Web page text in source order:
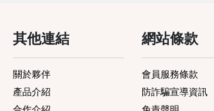
其他連結
關於夥伴
產品介紹
網站條款
會員服務條款
防詐騙宣導資訊